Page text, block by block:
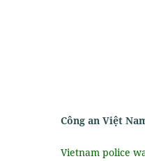
Công an Việt
Vietnam police